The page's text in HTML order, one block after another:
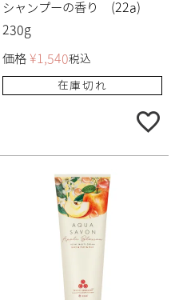
シャンプーの香り (22a)
230g
価格 ¥1,540税込
在庫切れ